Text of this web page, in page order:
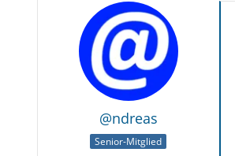
@ndreas
Senior-Mitglied